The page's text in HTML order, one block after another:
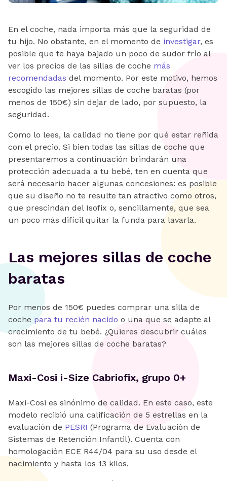
En el coche, nada importa más que la seguridad de
tu hijo. No obstante, en el momento de investigar, es
posible que te haya bajado un poco de sudor frío al
ver los precios de las sillas de coche más
recomendadas del momento. Por este motivo, hemos
escogido las mejores sillas de coche baratas (por
menos de 150€) sin dejar de lado, por supuesto, la
seguridad.
Como lo lees, la calidad no tiene por qué estar reñida
con el precio. Si bien todas las sillas de coche que
presentaremos a continuación brindarán una
protección adecuada a tu bebé, ten en cuenta que
será necesario hacer algunas concesiones: es posible
que su diseño no te resulte tan atractivo como otros,
que prescindan del Isofix o, sencillamente, que sea
un poco más difícil quitar la funda para lavarla.
Las mejores sillas de coche
baratas
Por menos de 150€ puedes comprar una silla de
coche para tu recién nacido o una que se adapte al
crecimiento de tu bebé. ¿Quieres descubrir cuáles
son las mejores sillas de coche baratas?
Maxi-Cosi i-Size Cabriofix, grupo 0+
Maxi-Cosi es sinónimo de calidad. En este caso, este
modelo recibió una calificación de 5 estrellas en la
evaluación de PESRI (Programa de Evaluación de
Sistemas de Retención Infantil). Cuenta con
homologación ECE R44/04 para su uso desde el
nacimiento y hasta los 13 kilos.